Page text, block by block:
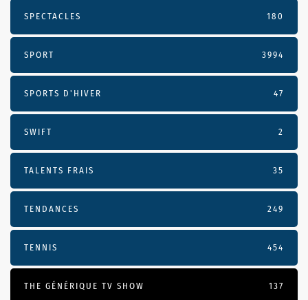
SPECTACLES 180
SPORT 3994
SPORTS D'HIVER 47
SWIFT 2
TALENTS FRAIS 35
TENDANCES 249
TENNIS 454
THE GÉNÉRIQUE TV SHOW 137